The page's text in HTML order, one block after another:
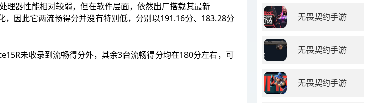
理器性能相对较弱，但在软件层面，依然出厂搭载其最新
因此它两流畅得分并没有特别低，分别以191.16分、183.28分
未收录到流畅得分外，其余3台流畅得分均在180分左右，可
无畏契约手游
无畏契约手游
无畏契约手游